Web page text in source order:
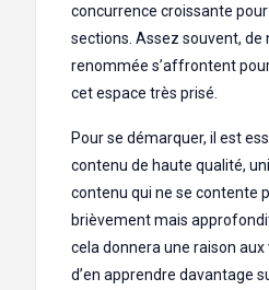
concurrence croissante
sections. Assez souvent, de
renommée s’affrontent
cet espace très prisé.
Pour se démarquer, il est
contenu de haute qualité,
contenu qui ne se contente
brièvement mais
cela donnera une raison
d’en apprendre davantage